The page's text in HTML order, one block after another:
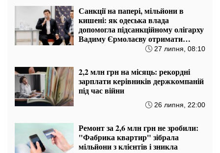
Санкції на папері, мільйони в
кишені: як одеська влада
допомогла підсанкційному олігарху
Вадиму Єрмолаєву отримати
стратегічну держземлю в обхід
27 липня, 08:10
2,2 млн грн на місяць: рекордні
зарплати керівників держкомпаній
під час війни
26 липня, 22:00
Ремонт за 2,6 млн грн не зробили:
"Фабрика квартир" зібрала
мільйони з клієнтів і зникла